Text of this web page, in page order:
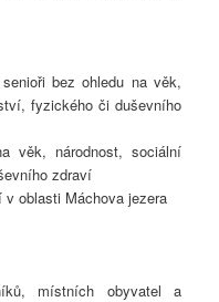
bez ohledu na věk,
fyzického či duševního
věk, národnost, sociální
zdraví
oblasti Máchova jezera
místních obyvatel a